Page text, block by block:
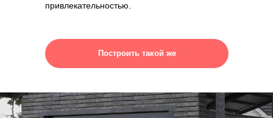
привлекательностью.
Построить такой же